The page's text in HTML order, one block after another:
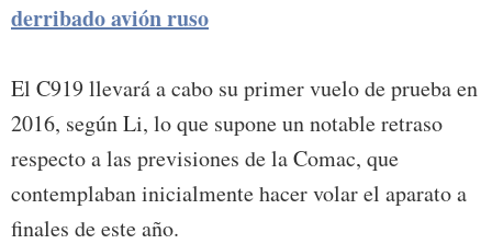
derribado avión ruso
El C919 llevará a cabo su primer vuelo de prueba en
2016, según Li, lo que supone un notable retraso
respecto a las previsiones de la Comac, que
contemplaban inicialmente hacer volar el aparato a
finales de este año.